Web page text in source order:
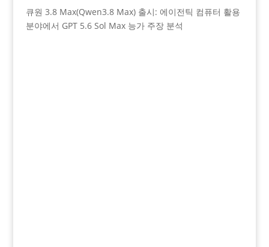
큐원 3.8 Max(Qwen3.8 Max) 출시: 에이전틱 컴퓨터 활용
분야에서 GPT 5.6 Sol Max 능가 주장 분석